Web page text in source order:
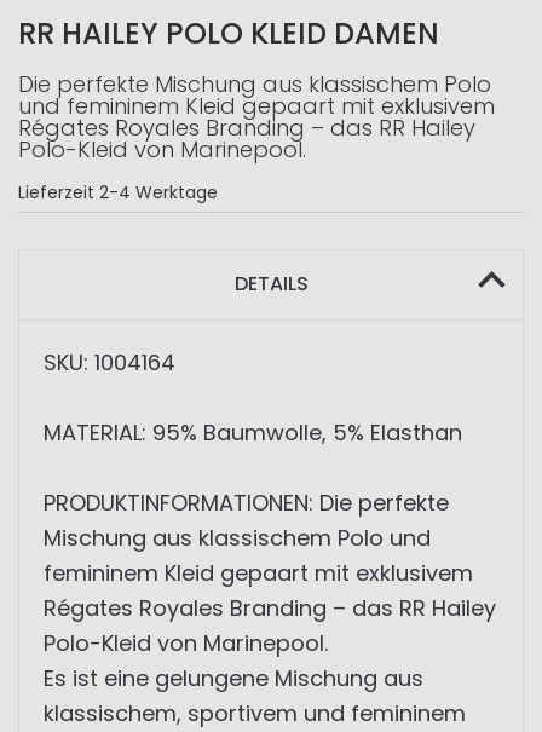
RR HAILEY POLO KLEID DAMEN
Die perfekte Mischung aus klassischem Polo
und femininem Kleid gepaart mit exklusivem
Régates Royales Branding – das RR Hailey
Polo-Kleid von Marinepool.
Lieferzeit 2-4 Werktage
DETAILS
SKU: 1004164
MATERIAL: 95% Baumwolle, 5% Elasthan
PRODUKTINFORMATIONEN: Die perfekte
Mischung aus klassischem Polo und
femininem Kleid gepaart mit exklusivem
Régates Royales Branding – das RR Hailey
Polo-Kleid von Marinepool.
Es ist eine gelungene Mischung aus
klassischem, sportivem und femininem